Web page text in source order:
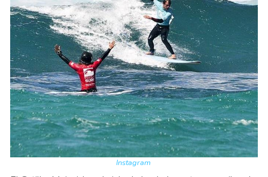
Instagram